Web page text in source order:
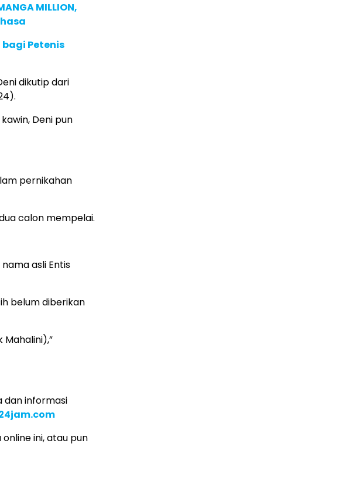
MILLION,
bagi Petenis
dikutip dari
Deni pun
pernikahan
calon mempelai.
asli Entis
belum diberikan
Mahalini),”
dan informasi
ini, atau pun